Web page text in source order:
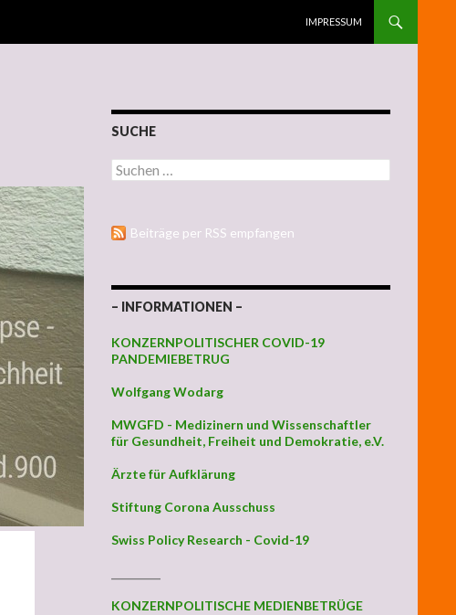
IMPRESSUM
SUCHE
Suchen nach:
Beiträge per RSS empfangen
– INFORMATIONEN –
KONZERNPOLITISCHER COVID-19
PANDEMIEBETRUG
Wolfgang Wodarg
MWGFD - Medizinern und Wissenschaftler
für Gesundheit, Freiheit und Demokratie, e.V.
Ärzte für Aufklärung
Stiftung Corona Ausschuss
Swiss Policy Research - Covid-19
KONZERNPOLITISCHE MEDIENBETRÜGE